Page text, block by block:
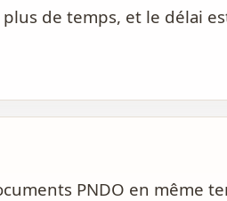
de temps, et le délai
PNDO en même